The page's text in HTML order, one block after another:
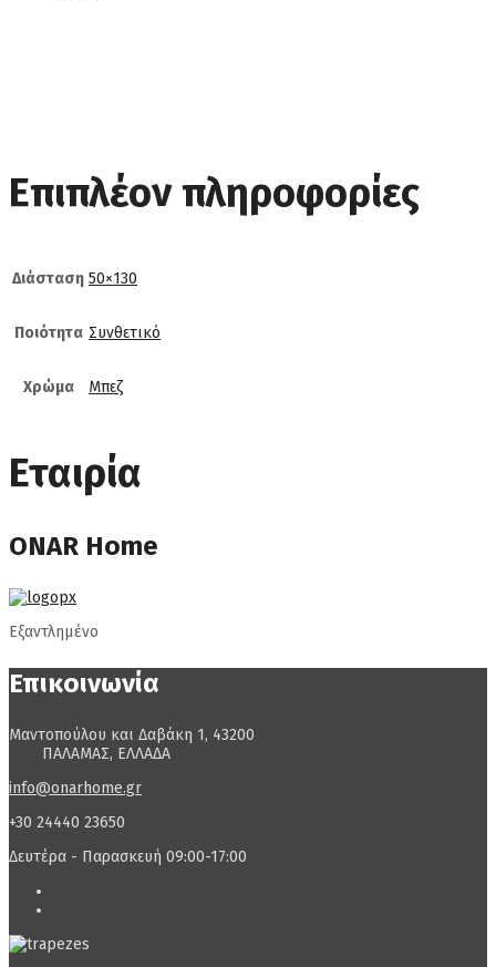
Επιπλέον πληροφορίες
Διάσταση 50×130
Ποιότητα Συνθετικό
Χρώμα Μπεζ
Εταιρία
ONAR Home
Εξαντλημένο
Επικοινωνία
Μαντοπούλου και Δαβάκη 1, 43200
ΠΑΛΑΜΑΣ, ΕΛΛΑΔΑ
info@onarhome.gr
+30 24440 23650
Δευτέρα - Παρασκευή 09:00-17:00